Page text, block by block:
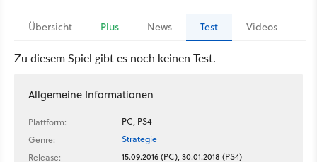
Übersicht Plus News Test Videos
Zu diesem Spiel gibt es noch keinen Test.
Allgemeine Informationen
Plattform:
PC, PS4
Genre:
Strategie
Release:
15.09.2016 (PC), 30.01.2018 (PS4)